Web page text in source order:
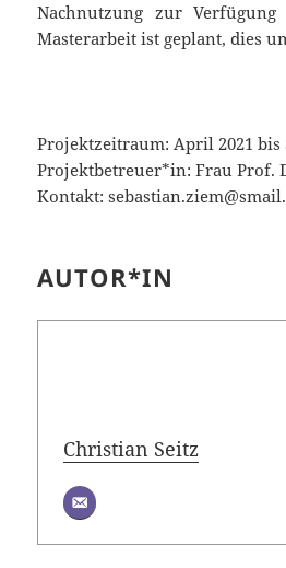
Nachnutzung zur
Masterarbeit ist geplant, dies
Projektzeitraum: April 2021 bis
Projektbetreuer*in: Frau Prof.
Kontakt:
AUTOR*IN
Christian Seitz